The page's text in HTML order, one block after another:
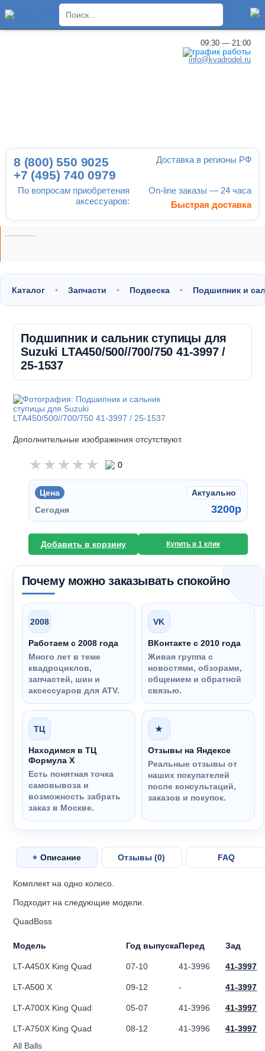
09:30 — 21:00
info@kvadrodel.ru
По вопросам приобретения
аксессуаров:
8 (800) 550 9025
+7 (495) 740 0979
Доставка в регионы РФ
On-line заказы — 24 часа
Быстрая доставка
Каталог Запчасти Подвеска Подшипник и
Подшипник и сальник ступицы для
Suzuki LTA450/500//700/750 41-3997 /
25-1537
Дополнительные изображения отсутствуют.
0
Цена
Актуально
Сегодня
3200p
Добавить в корзину Купить в 1 клик
Почему можно заказывать спокойно
2008
Работаем с 2008 года
Много лет в теме
квадроциклов,
запчастей, шин и
аксессуаров для ATV.
VK
ВКонтакте с 2010 года
Живая группа с
новостями, обзорами,
общением и обратной
связью.
ТЦ
Находимся в ТЦ
Формула Х
Есть понятная точка
самовывоза и
возможность забрать
заказ в Москве.
★
Отзывы на Яндексе
Реальные отзывы от
наших покупателей
после консультаций,
заказов и покупок.
Описание Отзывы (0) FAQ
Комплект на одно колесо.
Подходит на следующие модели.
QuadBoss
Модель Год выпускаПеред Зад
LT-A450X King Quad 07-10 41-3996 41-3997
LT-A500 X 09-12 - 41-3997
LT-A700X King Quad 05-07 41-3996 41-3997
LT-A750X King Quad 08-12 41-3996
41-3997
All Balls
×